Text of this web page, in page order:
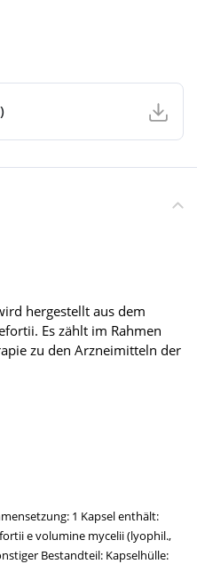
hergestellt aus dem
Es zählt im Rahmen
zu den Arzneimitteln der
1 Kapsel enthält:
e volumine mycelii (lyophil.,
Bestandteil: Kapselhülle: